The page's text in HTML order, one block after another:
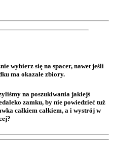
wybierz się na spacer, nawet jeśli
ma okazałe zbiory.
na poszukiwania jakiejś
zamku, by nie powiedzieć tuż
całkiem całkiem, a i wystrój w